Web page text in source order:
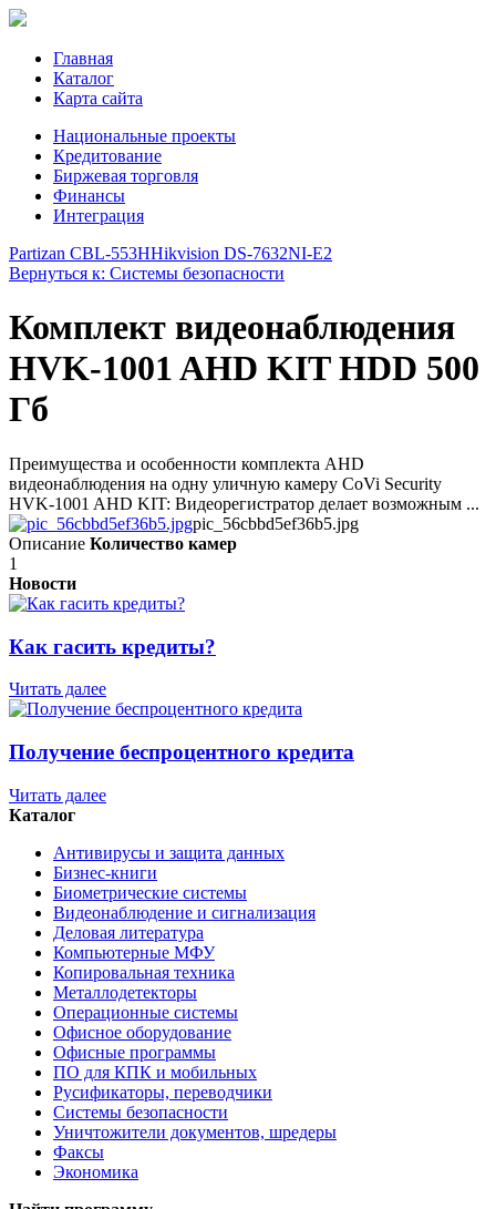
Главная
Каталог
Карта сайта
Национальные проекты
Кредитование
Биржевая торговля
Финансы
Интеграция
Partizan CBL-553HHikvision DS-7632NI-E2
Вернуться к: Системы безопасности
Комплект видеонаблюдения
HVK-1001 AHD KIT HDD 500
Гб
Преимущества и особенности комплекта AHD
видеонаблюдения на одну уличную камеру CoVi Security
HVK-1001 AHD KIT: Видеорегистратор делает возможным ...
pic_56cbbd5ef36b5.jpg
Описание Количество камер
1
Новости
Как гасить кредиты?
Читать далее
Получение беспроцентного кредита
Читать далее
Каталог
Антивирусы и защита данных
Бизнес-книги
Биометрические системы
Видеонаблюдение и сигнализация
Деловая литература
Компьютерные МФУ
Копировальная техника
Металлодетекторы
Операционные системы
Офисное оборудование
Офисные программы
ПО для КПК и мобильных
Русификаторы, переводчики
Системы безопасности
Уничтожители документов, шредеры
Факсы
Экономика